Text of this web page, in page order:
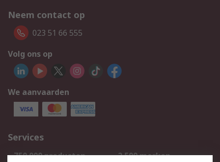
Neem contact op
023 51 66 555
Volg ons op
We aanvaarden
Services
750.000 producten
2.500 merken